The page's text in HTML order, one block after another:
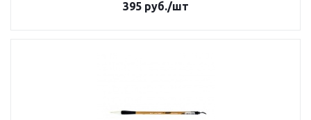
395 руб./шт